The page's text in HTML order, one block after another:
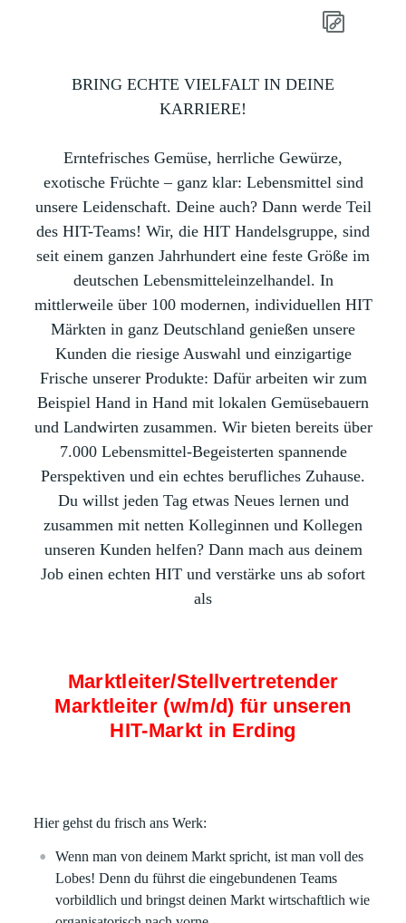
BRING ECHTE VIELFALT IN DEINE
KARRIERE!
Erntefrisches Gemüse, herrliche Gewürze,
exotische Früchte – ganz klar: Lebensmittel sind
unsere Leidenschaft. Deine auch? Dann werde Teil
des HIT-Teams! Wir, die HIT Handelsgruppe, sind
seit einem ganzen Jahrhundert eine feste Größe im
deutschen Lebensmitteleinzelhandel. In
mittlerweile über 100 modernen, individuellen HIT
Märkten in ganz Deutschland genießen unsere
Kunden die riesige Auswahl und einzigartige
Frische unserer Produkte: Dafür arbeiten wir zum
Beispiel Hand in Hand mit lokalen Gemüsebauern
und Landwirten zusammen. Wir bieten bereits über
7.000 Lebensmittel-Begeisterten spannende
Perspektiven und ein echtes berufliches Zuhause.
Du willst jeden Tag etwas Neues lernen und
zusammen mit netten Kolleginnen und Kollegen
unseren Kunden helfen? Dann mach aus deinem
Job einen echten HIT und verstärke uns ab sofort
als
Marktleiter/Stellvertretender
Marktleiter (w/m/d) für unseren
HIT-Markt in Erding
Hier gehst du frisch ans Werk:
Wenn man von deinem Markt spricht, ist man voll des
Lobes! Denn du führst die eingebundenen Teams
vorbildlich und bringst deinen Markt wirtschaftlich wie